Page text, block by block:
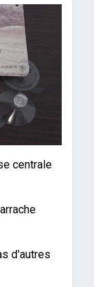
centrale
d'autres